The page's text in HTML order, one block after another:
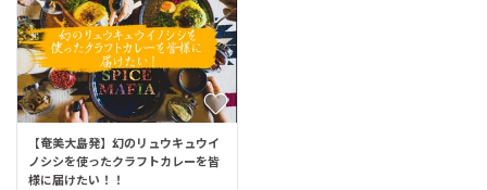
【奄美大島発】幻のリュウキュウイ
ノシシを使ったクラフトカレーを皆
様に届けたい！！